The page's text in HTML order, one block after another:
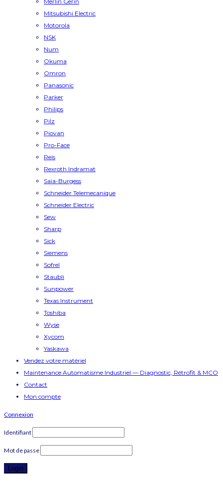
Mitsubishi Electric
Motorola
NSK
Num
Okuma
Omron
Panasonic
Parker
Philips
Pilz
Piovan
Pro-Face
Reis
Rexroth Indramat
Saia-Burgess
Schneider Telemecanique
Schneider Electric
Sew
Sharp
Sick
Siemens
Sofrel
Staubli
Sunpower
Texas Instrument
Toshiba
Wyse
Xycom
Yaskawa
Vendez votre matériel
Maintenance Automatisme Industriel — Diagnostic, Rétrofit & MCO
Contact
Mon compte
Connexion
Identifiant
Mot de passe